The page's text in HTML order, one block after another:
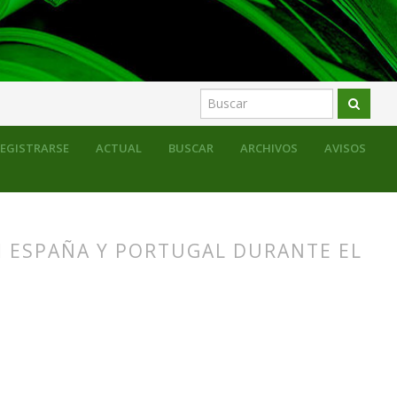
ACTUAL BUSCAR ARCHIVOS AVISOS
Y PORTUGAL DURANTE EL